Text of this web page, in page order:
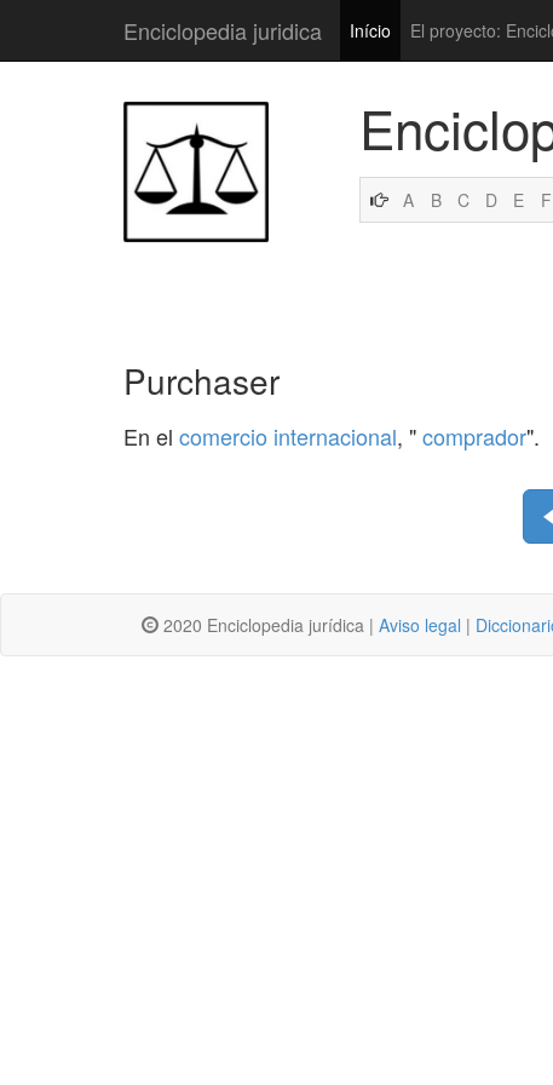
Enciclopedia juridica Início El proyecto:
A B C D E F
Purchaser
En el comercio internacional, "comprador".
2020 Enciclopedia jurídica | Aviso legal |